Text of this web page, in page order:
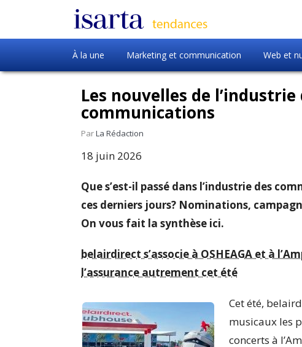
À la une Marketing et communication Web et
Les nouvelles de l’industrie
communications
ParLa Rédaction
18 juin 2026
Que s’est-il passé dans l’industrie des
ces derniers jours? Nominations,
On vous fait la synthèse ici.
belairdirect s’associe à OSHEAGA et à
l’assurance autrement cet été
Cet été,
musicaux les
concerts à